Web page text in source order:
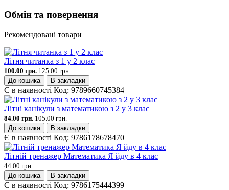
Обмін та повернення
Рекомендовані товари
Літня читанка з 1 у 2 клас
100.00 грн. 125.00 грн.
До кошика
В закладки
Є в наявності Код: 9789660745384
Літні канікули з математикою з 2 у 3 клас
84.00 грн. 105.00 грн.
До кошика
В закладки
Є в наявності Код: 9786178678470
Літній тренажер Математика Я йду в 4 клас
44.00 грн.
До кошика
В закладки
Є в наявності Код: 9786175444399